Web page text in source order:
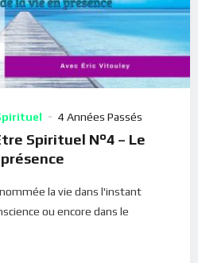
4 Années Passés
Spirituel N°4 – Le
la vie dans l'instant
ou encore dans le